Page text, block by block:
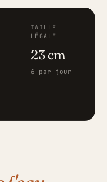
TAILLE
LÉGALE
23 cm
6 par jour